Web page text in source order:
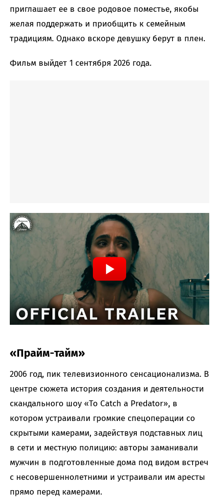
приглашает ее в свое родовое поместье, якобы
желая поддержать и приобщить к семейным
традициям. Однако вскоре девушку берут в плен.
Фильм выйдет 1 сентября 2026 года.
«Прайм-тайм»
2006 год, пик телевизионного сенсационализма. В
центре сюжета история создания и деятельности
скандального шоу «To Catch a Predator», в
котором устраивали громкие спецоперации со
скрытыми камерами, задействуя подставных лиц
в сети и местную полицию: авторы заманивали
мужчин в подготовленные дома под видом встреч
с несовершеннолетними и устраивали им аресты
прямо перед камерами.